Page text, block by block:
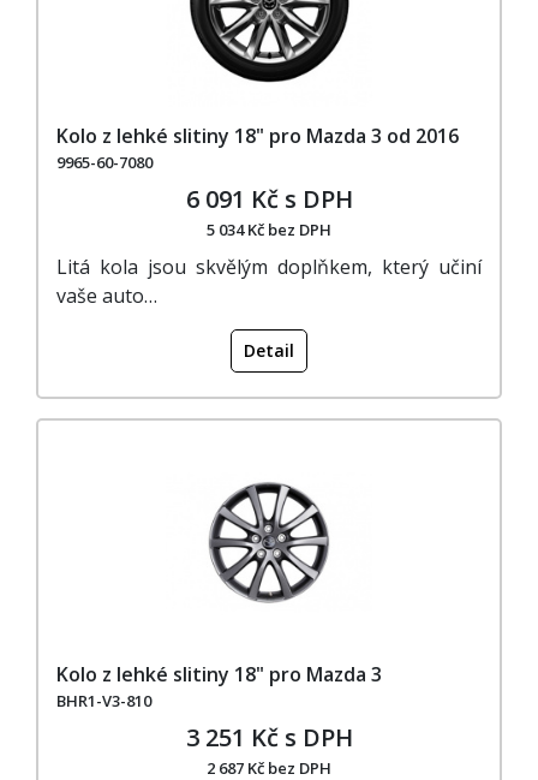
Kolo z lehké slitiny 18" pro Mazda 3 od 2016
9965-60-7080
6 091 Kč s DPH
5 034 Kč bez DPH
Litá kola jsou skvělým doplňkem, který učiní
vaše auto…
Detail
Kolo z lehké slitiny 18" pro Mazda 3
BHR1-V3-810
3 251 Kč s DPH
2 687 Kč bez DPH